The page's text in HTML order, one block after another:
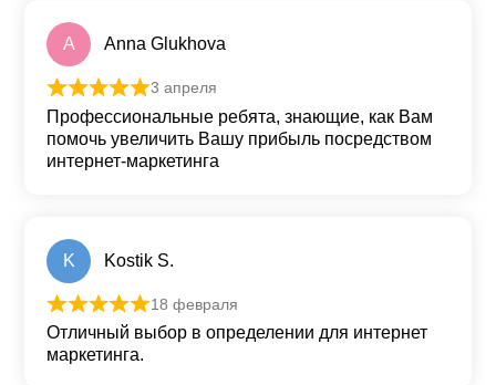
A Anna Glukhova
Оценка из 5
3 апреля
Профессиональные ребята, знающие, как Вам
помочь увеличить Вашу прибыль посредством
интернет-маркетинга
K Kostik S.
Оценка из 5
18 февраля
Отличный выбор в определении для интернет
маркетинга.